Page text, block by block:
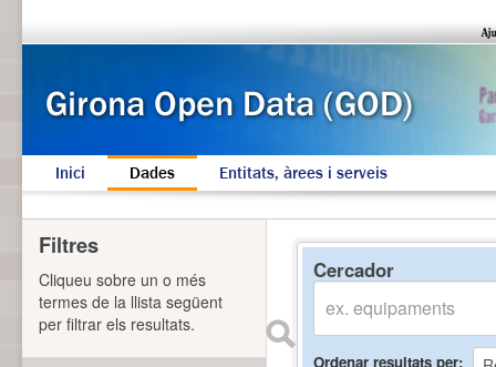
Inici Dades Entitats, àrees i serveis
Cercador
Ordenar resultats per
Filtres
Cliqueu sobre un o més
termes de la llista següent
per filtrar els resultats.